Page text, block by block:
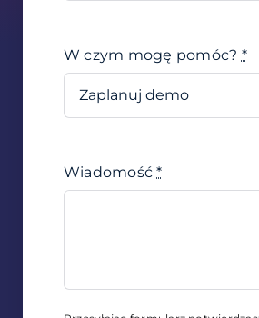
W czym mogę pomóc? *
Wiadomość*